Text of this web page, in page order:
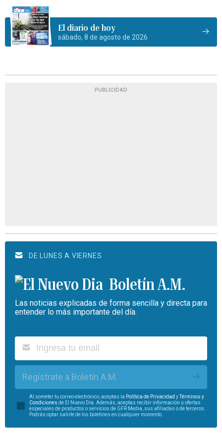
El diario de hoy
sábado, 8 de agosto de 2026
PUBLICIDAD
DE LUNES A VIERNES
Boletín A.M.
Las noticias explicadas de forma sencilla y directa para
entender lo más importante del día.
Regístrate a Boletín A.M.
Al someter tu correo electrónico, aceptas la Política de Privacidad yTérminos y
Condiciones de El Nuevo Día. Además, aceptas recibir información u ofertas
especiales de productos o servicios de GFR Media, sus afiliadas o de terceros.
Podrás optar salirte de los boletines en cualquier momento.